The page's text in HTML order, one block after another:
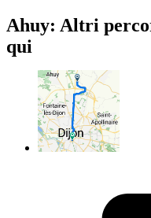
Ahuy: Altri
qui